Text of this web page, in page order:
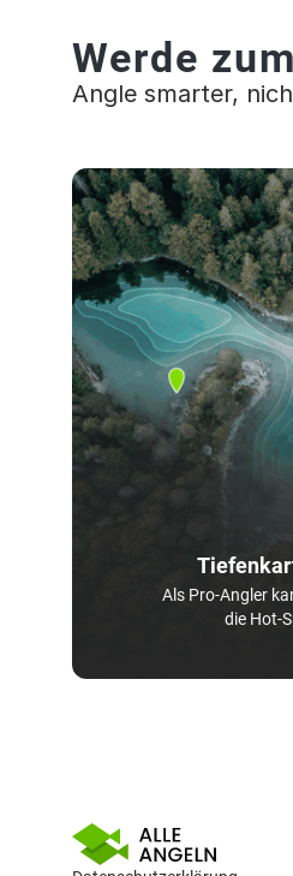
Werde
Angle smarter,
Als Pro-Angler
die Hot-